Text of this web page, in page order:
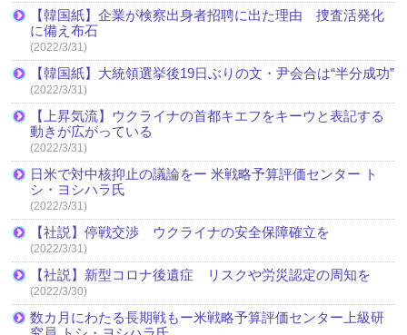
【韓国紙】企業が検察出身者招聘に出た理由 捜査活発化
に備え布石
(2022/3/31)
【韓国紙】大統領選挙後19日ぶりの文・尹会合は“半分成功”
(2022/3/31)
【上昇気流】ウクライナの首都キエフをキーウと表記する
動きが広がっている
(2022/3/31)
日米で対中核抑止の議論をー 米戦略予算評価センター ト
シ・ヨシハラ氏
(2022/3/31)
【社説】停戦交渉 ウクライナの安全保障確立を
(2022/3/31)
【社説】新型コロナ後遺症 リスクや労災認定の周知を
(2022/3/30)
数カ月にわたる長期戦もー米戦略予算評価センター上級研